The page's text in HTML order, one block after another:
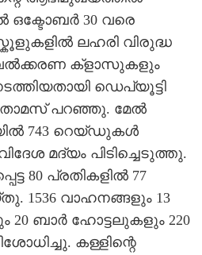
ഒക്ടോബര്‍ 30 വരെ
ലഹരി വിരുദ്ധ
ക്ളാസുകളും
ഡെപ്യൂട്ടി
പറഞ്ഞു. മേല്‍
743 റെയ്ഡുകള്‍
വിദേശ മദ്യം പിടിച്ചെടുത്തു.
80 പ്രതികളില്‍ 77
1536 വാഹനങ്ങളും 13
20 ബാര്‍ ഹോട്ടലുകളും 220
കള്ളിന്റെ